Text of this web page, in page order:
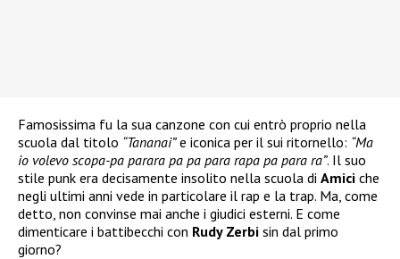
Famosissima fu la sua canzone con cui entrò proprio nella
scuola dal titolo “Tananai”e iconica per il sui ritornello: “Ma
io volevo scopa-pa parara pa pa para rapa pa para ra”. Il suo
stile punk era decisamente insolito nella scuola di Amici che
negli ultimi anni vede in particolare il rap e la trap. Ma, come
detto, non convinse mai anche i giudici esterni. E come
dimenticare i battibecchi con Rudy Zerbi sin dal primo
giorno?